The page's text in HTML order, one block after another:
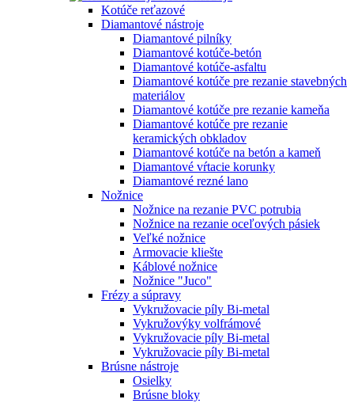
Kotúče reťazové
Diamantové nástroje
Diamantové pilníky
Diamantové kotúče-betón
Diamantové kotúče-asfaltu
Diamantové kotúče pre rezanie stavebných
materiálov
Diamantové kotúče pre rezanie kameňa
Diamantové kotúče pre rezanie
keramických obkladov
Diamantové kotúče na betón a kameň
Diamantové vŕtacie korunky
Diamantové rezné lano
Nožnice
Nožnice na rezanie PVC potrubia
Nožnice na rezanie oceľových pásiek
Veľké nožnice
Armovacie kliešte
Káblové nožnice
Nožnice "Juco"
Frézy a súpravy
Vykružovacie píly Bi-metal
Vykružovýky volfrámové
Vykružovacie píly Bi-metal
Vykružovacie píly Bi-metal
Brúsne nástroje
Osielky
Brúsne bloky